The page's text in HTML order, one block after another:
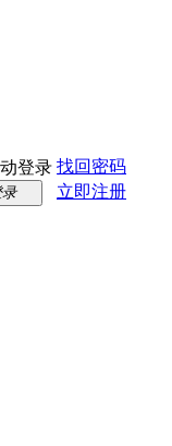
登录 找回密码
立即注册